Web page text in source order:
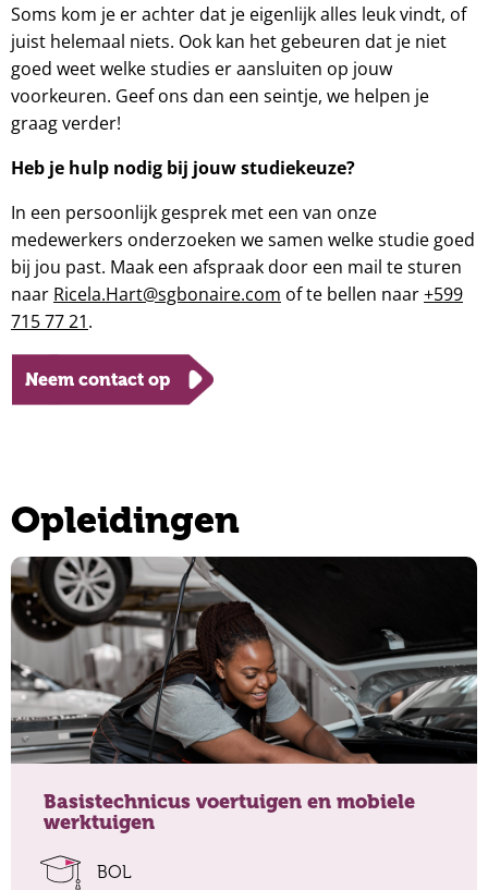
Soms kom je er achter dat je eigenlijk alles leuk vindt, of
juist helemaal niets. Ook kan het gebeuren dat je niet
goed weet welke studies er aansluiten op jouw
voorkeuren. Geef ons dan een seintje, we helpen je
graag verder!
Heb je hulp nodig bij jouw studiekeuze?
In een persoonlijk gesprek met een van onze
medewerkers onderzoeken we samen welke studie goed
bij jou past. Maak een afspraak door een mail te sturen
naar Ricela.Hart@sgbonaire.com of te bellen naar+599
715 77 21.
Neem contact op
Opleidingen
Basistechnicus voertuigen en mobiele
werktuigen
BOL